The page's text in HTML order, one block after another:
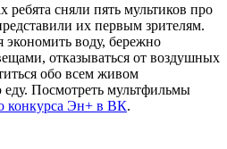
ребята сняли пять мультиков про
их первым зрителям.
экономить воду, бережно
отказываться от воздушных
обо всем живом
Посмотреть мультфильмы
конкурса Эн+ в ВК.